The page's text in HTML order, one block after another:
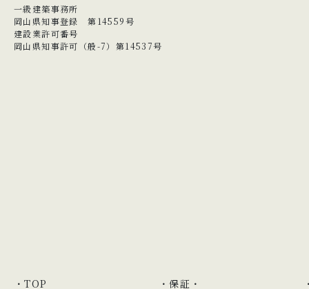
一級建築事務所
岡山県知事登録 第14559号
建設業許可番号
岡山県知事許可（般-7）第14537号
TOP
保証・